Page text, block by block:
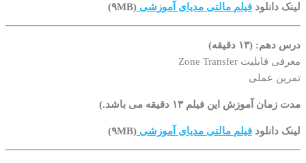
لینک دانلود فیلم مالتی مدیای آموزشی (۹MB)
درس دهم: (۱۳ دقیقه)
معرفی قابلیت Zone Transfer
تمرین عملی
مدت زمان آموزش این فیلم ۱۳ دقیقه می باشد.)
لینک دانلود فیلم مالتی مدیای آموزشی (۹MB)